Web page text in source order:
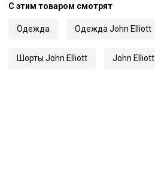
С этим товаром смотрят
Одежда Одежда John Elliott
Шорты John Elliott John Elliott